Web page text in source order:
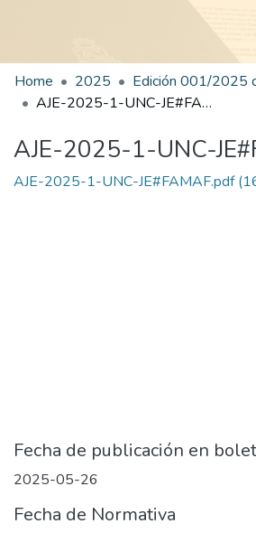
Home 2025
AJE-2025-1-UNC-JE#FAMAF
AJE-2025-1-UNC-
AJE-2025-1-UNC-JE#FAMAF.pdf
Fecha de publicación en
2025-05-26
Fecha de Normativa